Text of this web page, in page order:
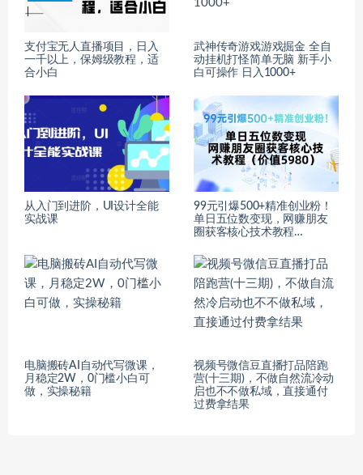
支付宝无人直播项目，日入
一千以上，保姆级教程，适
合小白
武神传奇游戏游戏掘金 全自
动挂机打怪简单无脑 新手小
白可操作 日入1000+
从入门到进阶，UI设计全能
实战课
99元引爆500+精准创业粉！
单日五位数变现，网赚朋友
圈获客核心技术教程…
电脑搬砖AI自动代写微课，
月稳定2W，0门槛小白可
做，实操秘籍
视频号微信豆直播打品陪跑
营(十三期)，‮做不‬自‮流然‬冷‮动
启‬也不不做私域，‮接直‬通‮付
过‬费拿结果